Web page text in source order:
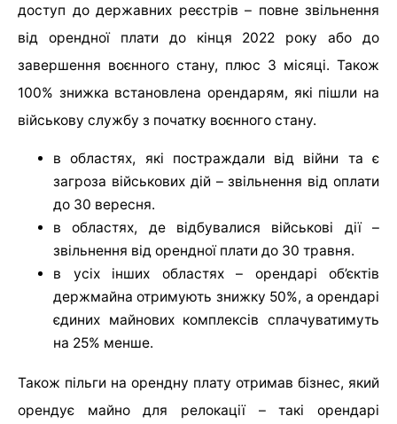
доступ до державних реєстрів – повне звільнення
від орендної плати до кінця 2022 року або до
завершення воєнного стану, плюс 3 місяці. Також
100% знижка встановлена орендарям, які пішли на
військову службу з початку воєнного стану.
в областях, які постраждали від війни та є
загроза військових дій – звільнення від оплати
до 30 вересня.
в областях, де відбувалися військові дії –
звільнення від орендної плати до 30 травня.
в усіх інших областях – орендарі об’єктів
держмайна отримують знижку 50%, а орендарі
єдиних майнових комплексів сплачуватимуть
на 25% менше.
Також пільги на орендну плату отримав бізнес, який
орендує майно для релокації – такі орендарі